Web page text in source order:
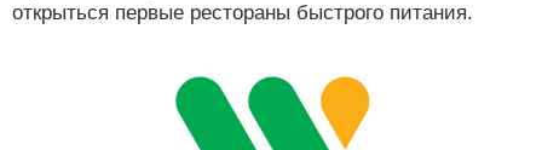
открыться первые рестораны быстрого питания.